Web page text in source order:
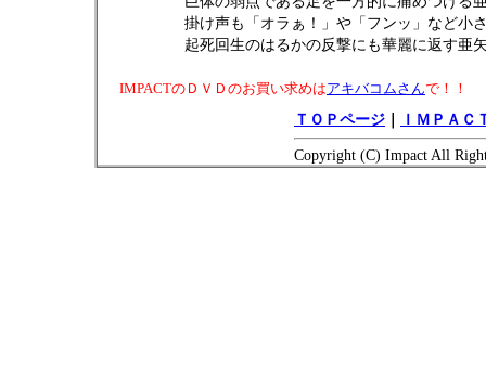
掛け声も「オラぁ！」や「フンッ」など小
起死回生のはるかの反撃にも華麗に返す亜
IMPACTのＤＶＤのお買い求めはアキバコムさんで！！
ＴＯＰページ
ＩＭＰＡＣ
Copyright (C) Impact All